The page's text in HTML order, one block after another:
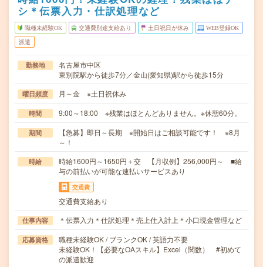
シ＊伝票入力・仕訳処理など
職種未経験OK 交通費別途支給あり 土日祝日が休み WEB登録OK
派遣
勤務地
名古屋市中区
東別院駅から徒歩7分／金山(愛知県)駅から徒歩15分
曜日頻度 月～金 ※土日祝休み
時間 9:00～18:00 ※残業はほとんどありません。※休憩60分。
期間
【急募】即日～長期 ※開始日はご相談可能です！ ※8月
～！
時給
時給1600円～1650円＋交 【月収例】256,000円～ ■給
与の前払いが可能な速払いサービスあり
交通費
交通費支給あり
仕事内容 ＊伝票入力＊仕訳処理＊売上仕入計上＊小口現金管理など
応募資格
職種未経験OK / ブランクOK / 英語力不要
未経験OK！【必要なOAスキル】Excel（関数） #初めて
の派遣歓迎